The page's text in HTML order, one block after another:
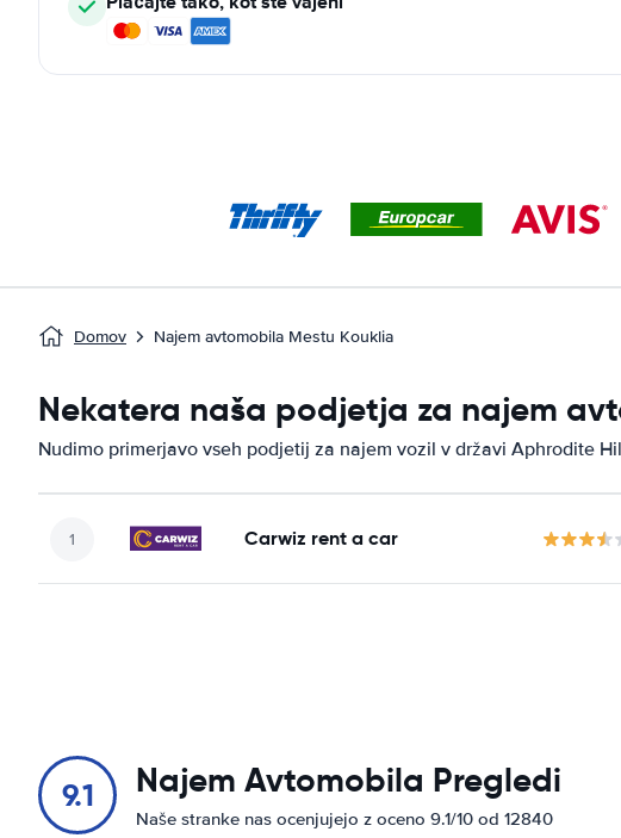
Domov Najem avtomobila Mestu Kouklia
Nekatera naša podjetja za najem
Nudimo primerjavo vseh podjetij za najem vozil v državi Aphrodite
Carwiz rent a car
9.1 Najem Avtomobila Pregledi
Naše stranke nas ocenjujejo z oceno 9.1/10 od 12840